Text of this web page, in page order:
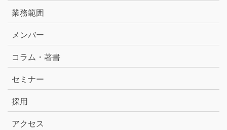
業務範囲
メンバー
コラム・著書
セミナー
採用
アクセス